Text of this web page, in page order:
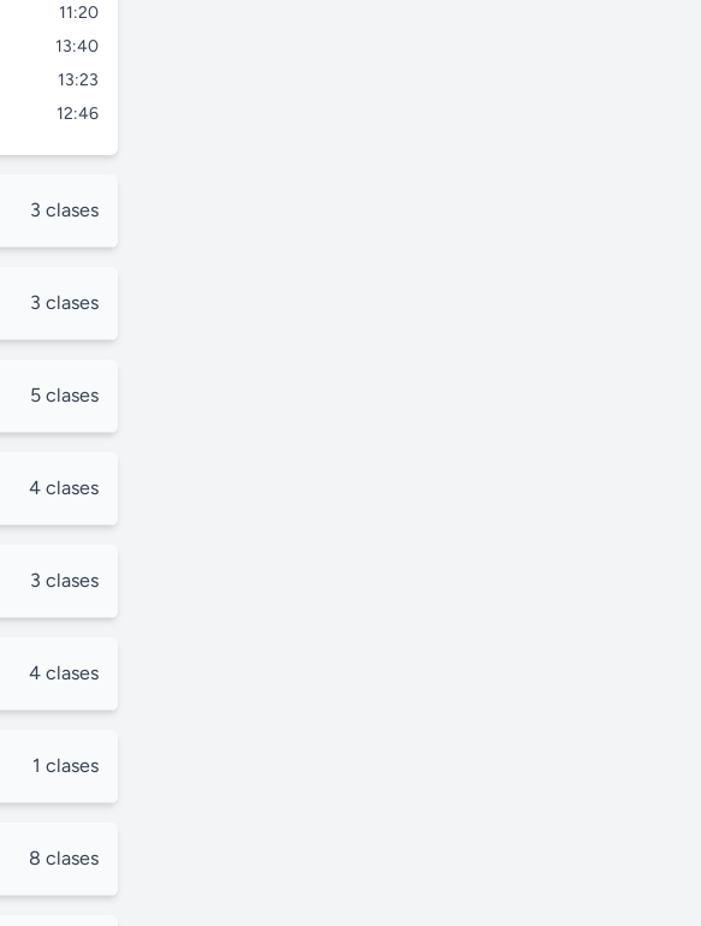
11:20
13:40
13:23
12:46
3 clases
3 clases
5 clases
4 clases
3 clases
4 clases
1 clases
8 clases